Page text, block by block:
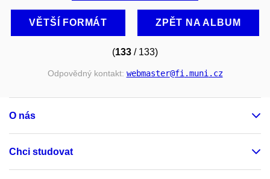
VĚTŠÍ FORMÁT ZPĚT NA ALBUM
(133 / 133)
Odpovědný kontakt: webmaster@fi.muni.cz
O nás
Chci studovat